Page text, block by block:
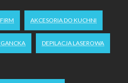
AKCESORIA DO KUCHNI
DEPILACJA LASEROWA